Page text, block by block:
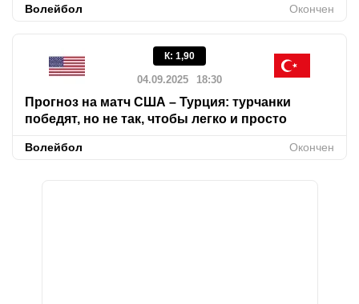
Волейбол Окончен
К: 1,90
04.09.2025 18:30
Прогноз на матч США – Турция: турчанки
победят, но не так, чтобы легко и просто
Волейбол Окончен